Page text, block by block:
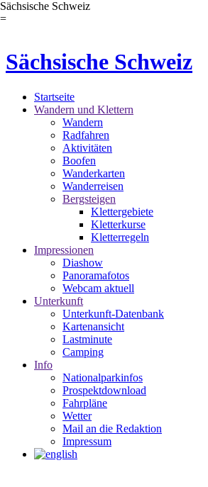
Sächsische Schweiz
=
Sächsische Schweiz
Startseite
Wandern und Klettern
Wandern
Radfahren
Aktivitäten
Boofen
Wanderkarten
Wanderreisen
Bergsteigen
Klettergebiete
Kletterkurse
Kletterregeln
Impressionen
Diashow
Panoramafotos
Webcam aktuell
Unterkunft
Unterkunft-Datenbank
Kartenansicht
Lastminute
Camping
Info
Nationalparkinfos
Prospektdownload
Fahrpläne
Wetter
Mail an die Redaktion
Impressum